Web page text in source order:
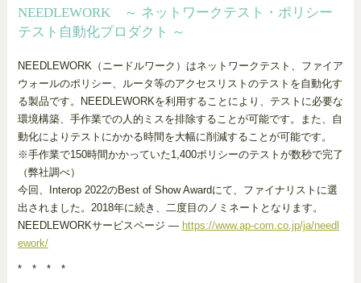
NEEDLEWORK ～ ネットワークテスト・ポリシー
テスト自動化プロダクト ～
NEEDLEWORK（ニードルワーク）はネットワークテスト、ファイア
ウォールのポリシー、ルータ等のアクセスリストのテストを自動化す
る製品です。NEEDLEWORKを利用することにより、テストに必要な
環境構築、手作業での人的ミスを排除することが可能です。また、自
動化によりテストにかかる時間を大幅に削減することが可能です。
※手作業で150時間かかっていた1,400ポリシーのテストが数秒で完了
（弊社調べ）
今回、Interop 2022のBest of Show Awardにて、ファイナリストに選
出されました。2018年に続き、二度目のノミネートとなります。
NEEDLEWORKサービスページ ― https://www.ap-com.co.jp/ja/needl
ework/
* * * *